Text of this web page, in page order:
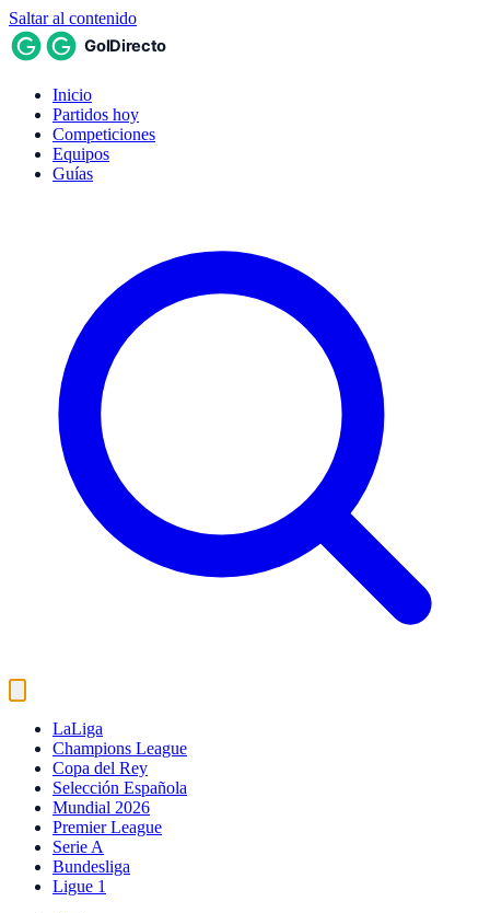
Saltar al contenido
Inicio
Partidos hoy
Competiciones
Equipos
Guías
LaLiga
Champions League
Copa del Rey
Selección Española
Mundial 2026
Premier League
Serie A
Bundesliga
Ligue 1